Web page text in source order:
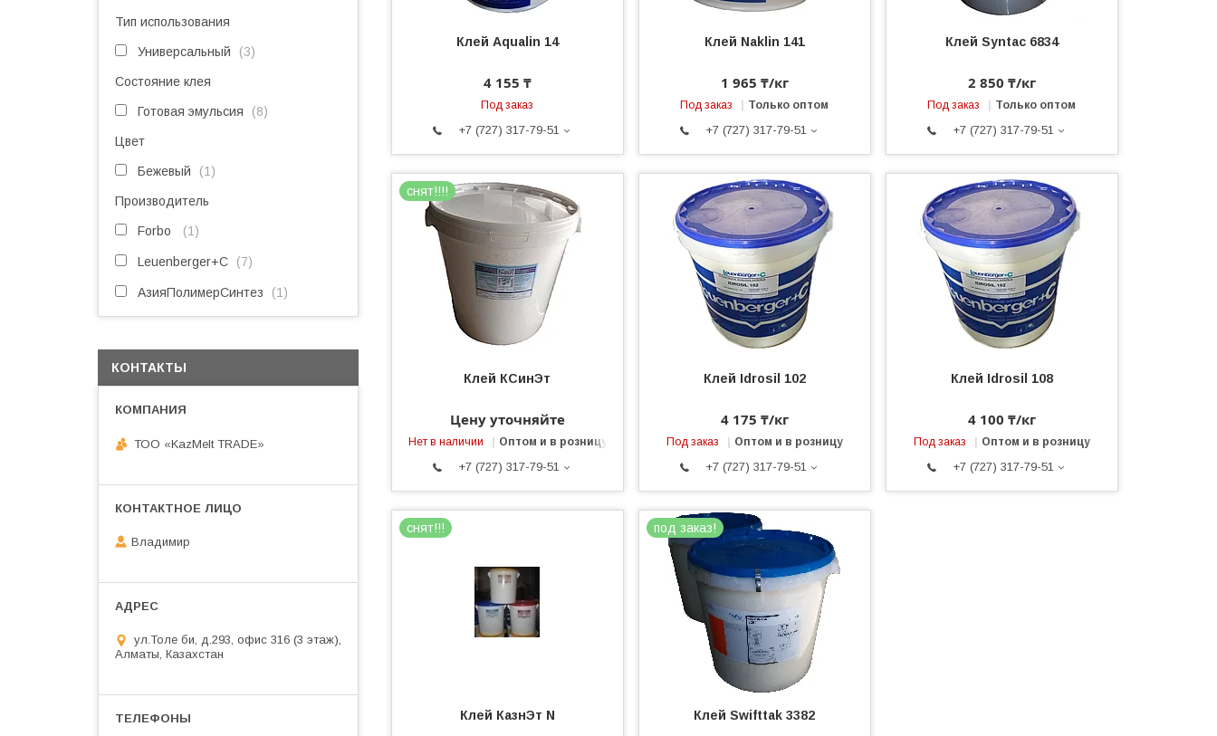
Клей Aqualin 14
4 155 ₸
Под заказ
+7 (727) 317-79-51
Клей Naklin 141
1 965 ₸/кг
Под заказ Только оптом
+7 (727) 317-79-51
Клей Syntac 6834
2 850 ₸/кг
Под заказ Только оптом
+7 (727) 317-79-51
снят!!!!
Клей КСинЭт
Цену уточняйте
Нет в наличии Оптом и в розницу
+7 (727) 317-79-51
Клей Idrosil 102
4 175 ₸/кг
Под заказ Оптом и в розницу
+7 (727) 317-79-51
Клей Idrosil 108
4 100 ₸/кг
Под заказ Оптом и в розницу
+7 (727) 317-79-51
снят!!!
Клей КазнЭт N
под заказ!
Клей Swifttak 3382
Тип использования
Универсальный 3
Состояние клея
Готовая эмульсия 8
Цвет
Бежевый 1
Производитель
Forbo 1
Leuenberger+C 7
АзияПолимерСинтез 1
КОНТАКТЫ
ТОО «KazMelt TRADE»
Владимир
ул.Толе би, д.293, офис 316 (3 этаж),
Алматы, Казахстан